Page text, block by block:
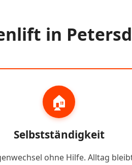
in
🏠
Selbstständigkeit
ohne Hilfe. Alltag